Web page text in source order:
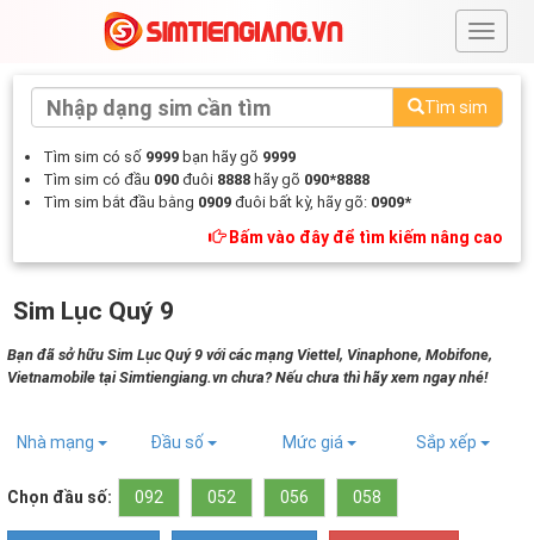
#
Tìm sim
Tìm sim có số 9999 bạn hãy gõ 9999
Tìm sim có đầu 090 đuôi 8888 hãy gõ 090*8888
Tìm sim bắt đầu bằng 0909 đuôi bất kỳ, hãy gõ: 0909*
Bấm vào đây để tìm kiếm nâng cao
Sim Lục Quý 9
Bạn đã sở hữu Sim Lục Quý 9 với các mạng Viettel, Vinaphone, Mobifone,
Vietnamobile tại Simtiengiang.vn chưa? Nếu chưa thì hãy xem ngay nhé!
Nhà mạng Đầu số Mức giá Sắp xếp
Chọn đầu số: 092 052 056 058